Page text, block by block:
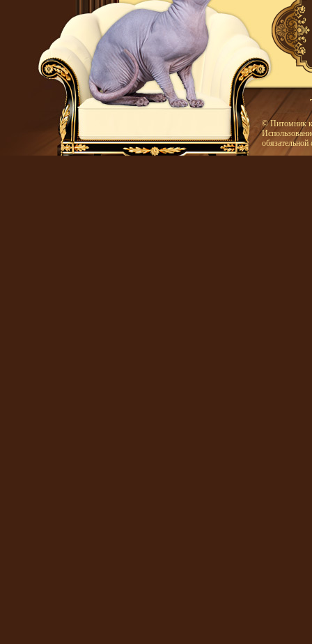
© Питомник
обязательной